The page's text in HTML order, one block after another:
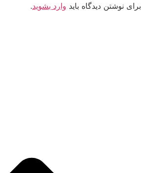
برای نوشتن دیدگاه باید وارد بشوید.